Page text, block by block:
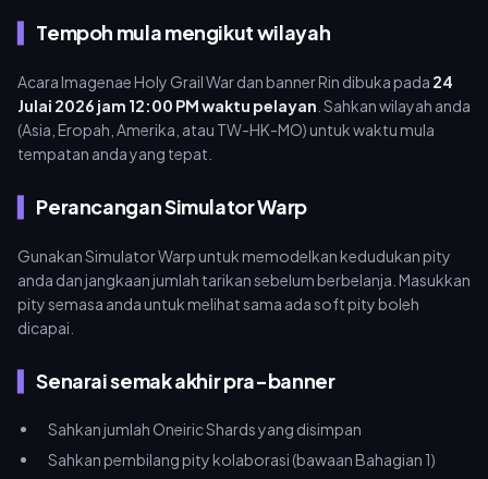
Tempoh mula mengikut wilayah
Acara Imagenae Holy Grail War dan banner Rin dibuka pada 24
Julai 2026 jam 12:00 PM waktu pelayan . Sahkan wilayah anda
(Asia, Eropah, Amerika, atau TW-HK-MO) untuk waktu mula
tempatan anda yang tepat.
Perancangan Simulator Warp
Gunakan Simulator Warp untuk memodelkan kedudukan pity
anda dan jangkaan jumlah tarikan sebelum berbelanja. Masukkan
pity semasa anda untuk melihat sama ada soft pity boleh
dicapai.
Senarai semak akhir pra-banner
Sahkan jumlah Oneiric Shards yang disimpan
Sahkan pembilang pity kolaborasi (bawaan Bahagian 1)